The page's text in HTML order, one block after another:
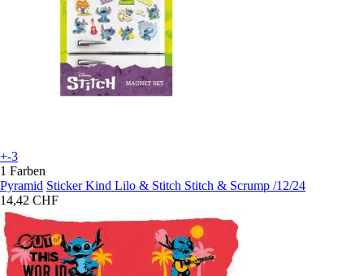
+-3
1 Farben
Pyramid Sticker Kind Lilo & Stitch Stitch & Scrump /12/24
14,42 CHF